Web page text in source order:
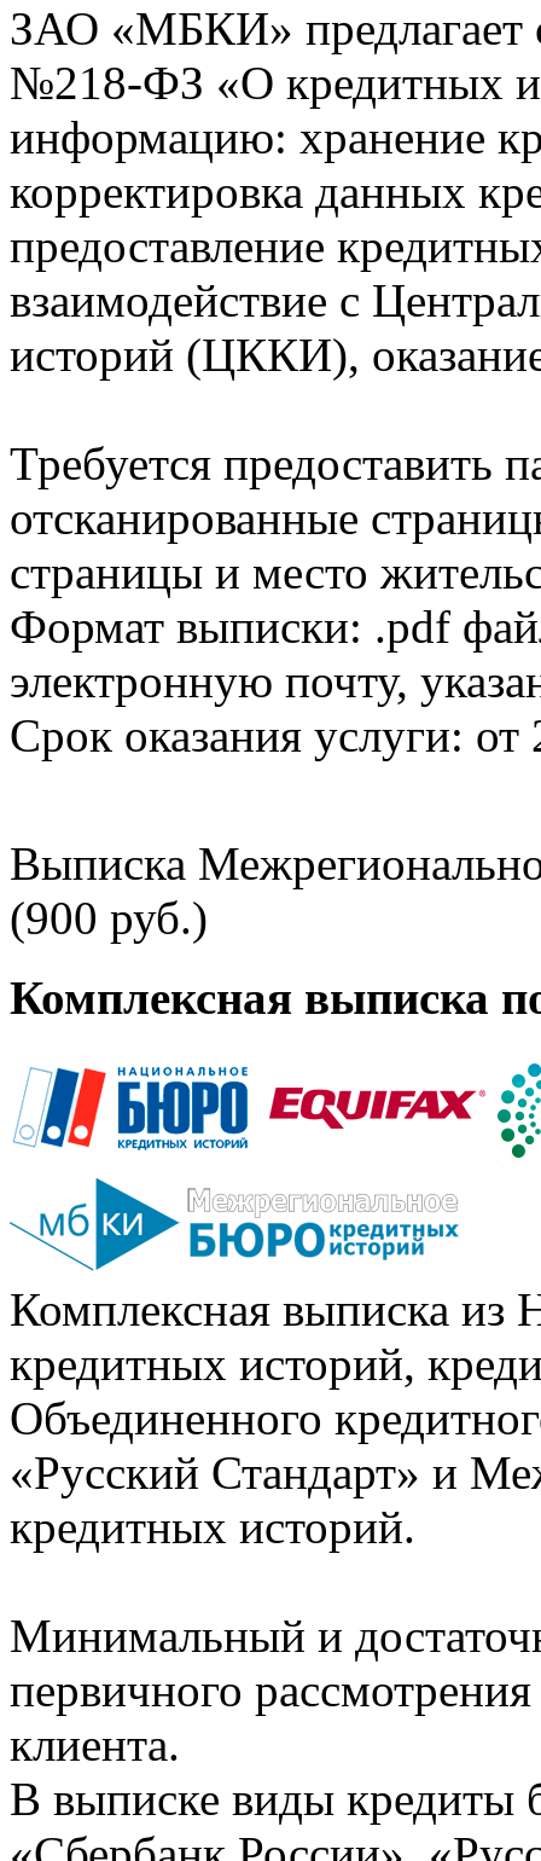
ЗАО «МБКИ» предлагает
№218-ФЗ «О кредитных
информацию: хранение
корректировка данных
предоставление
взаимодействие с
историй (ЦККИ),
Требуется предоставить
отсканированные
страницы и место
Формат выписки: .pdf
электронную почту,
Срок оказания услуги: от
Выписка
(900 руб.)
Комплексная выписка
Комплексная выписка из
кредитных историй,
Объединенного
«Русский Стандарт» и
кредитных историй.
Минимальный и
первичного
клиента.
В выписке виды кредиты